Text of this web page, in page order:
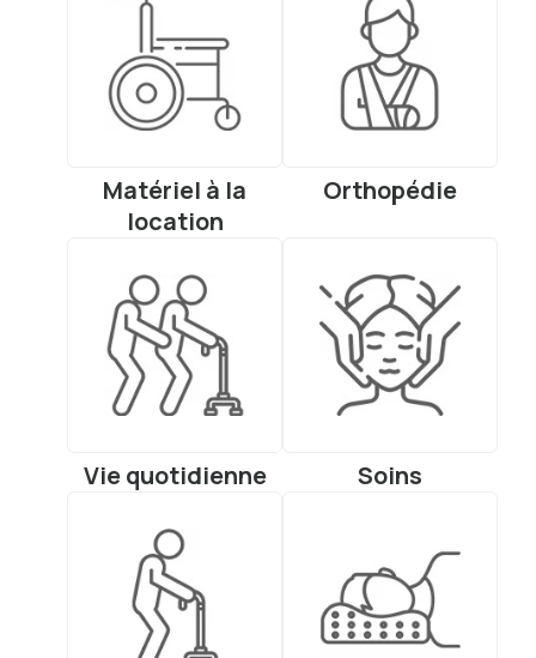
Matériel à la
location
Orthopédie
Vie quotidienne Soins